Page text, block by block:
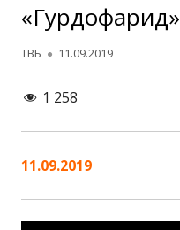
«Гурдофарид»
Автор
ТВБ Опубликовано
11.09.2019
1 258
11.09.2019